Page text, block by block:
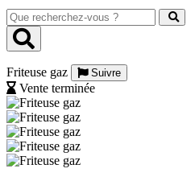
Que
recherchez-
vous
Friteuse gaz
Suivre
Vente terminée